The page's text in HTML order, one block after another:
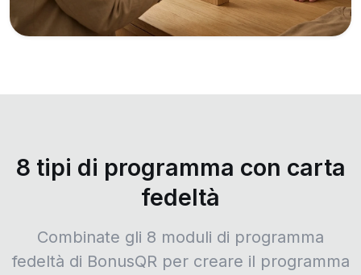
8 tipi di programma con carta
fedeltà
Combinate gli 8 moduli di programma
fedeltà di BonusQR per creare il programma